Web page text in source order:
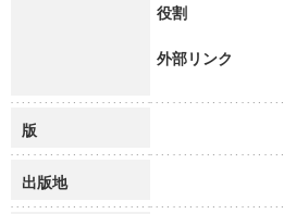
役割
外部リンク
版
出版地